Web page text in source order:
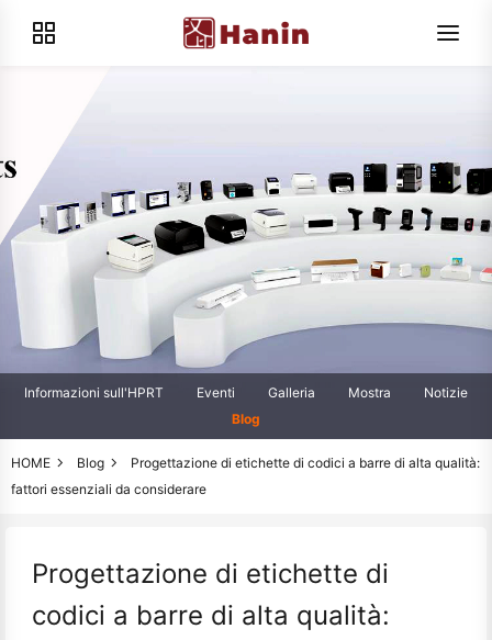
Informazioni sull'HPRT Eventi Galleria Mostra
Notizie
Blog
HOME Blog
Progettazione di etichette di codici a barre di alta qualità:
fattori essenziali da considerare
Progettazione di etichette di
codici a barre di alta qualità: